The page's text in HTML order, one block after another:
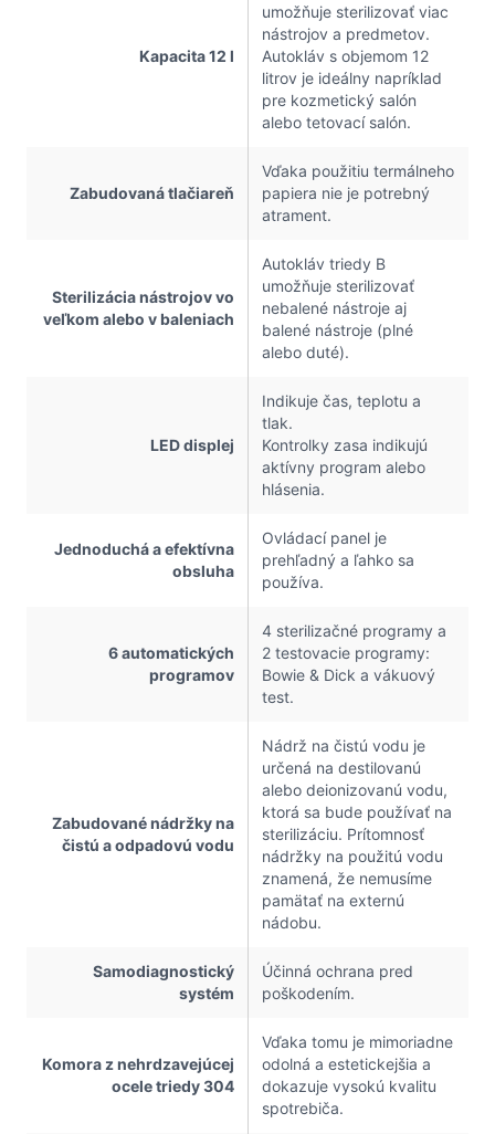
Kapacita 12 l
umožňuje sterilizovať viac
nástrojov a predmetov.
Autokláv s objemom 12
litrov je ideálny napríklad
pre kozmetický salón
alebo tetovací salón.
Zabudovaná tlačiareň
Vďaka použitiu termálneho
papiera nie je potrebný
atrament.
Sterilizácia nástrojov vo
veľkom alebo v baleniach
Autokláv triedy B
umožňuje sterilizovať
nebalené nástroje aj
balené nástroje (plné
alebo duté).
LED displej
Indikuje čas, teplotu a
tlak.
Kontrolky zasa indikujú
aktívny program alebo
hlásenia.
Jednoduchá a efektívna
obsluha
Ovládací panel je
prehľadný a ľahko sa
používa.
6 automatických
programov
4 sterilizačné programy a
2 testovacie programy:
Bowie & Dick a vákuový
test.
Zabudované nádržky na
čistú a odpadovú vodu
Nádrž na čistú vodu je
určená na destilovanú
alebo deionizovanú vodu,
ktorá sa bude používať na
sterilizáciu. Prítomnosť
nádržky na použitú vodu
znamená, že nemusíme
pamätať na externú
nádobu.
Samodiagnostický
systém
Účinná ochrana pred
poškodením.
Komora z nehrdzavejúcej
ocele triedy 304
Vďaka tomu je mimoriadne
odolná a estetickejšia a
dokazuje vysokú kvalitu
spotrebiča.